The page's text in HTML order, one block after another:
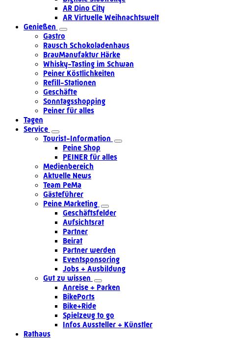
AR Dino City
AR Virtuelle Weihnachtswelt
Genießen
Gastro
Rausch Schokoladenhaus
BrauManufaktur Härke
Whisky-Tasting im Schwan
Peiner Köstlichkeiten
Refill-Stationen
Geschäfte
Sonntagsshopping
Peiner für alles
Tagen
Service
Tourist-Information
Peine Shop
PEINER für alles
Medienbereich
Aktuelle News
Team PeMa
Gästeführer
Peine Marketing
Geschäftsfelder
Aufsichtsrat
Partner
Beirat
Partner werden
Eventsponsoring
Jobs + Ausbildung
Gut zu wissen
Anreise + Parken
BikePorts
Bike+Ride
Spielzeug to go
Infos Aussteller + Künstler
Rathaus